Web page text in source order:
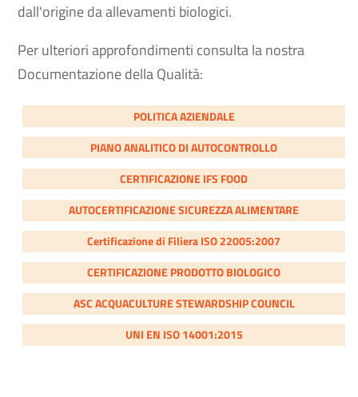
dall'origine da allevamenti biologici.
Per ulteriori approfondimenti consulta la nostra
Documentazione della Qualità:
POLITICA AZIENDALE
PIANO ANALITICO DI AUTOCONTROLLO
CERTIFICAZIONE IFS FOOD
AUTOCERTIFICAZIONE SICUREZZA ALIMENTARE
Certificazione di Filiera ISO 22005:2007
CERTIFICAZIONE PRODOTTO BIOLOGICO
ASC ACQUACULTURE STEWARDSHIP COUNCIL
UNI EN ISO 14001:2015